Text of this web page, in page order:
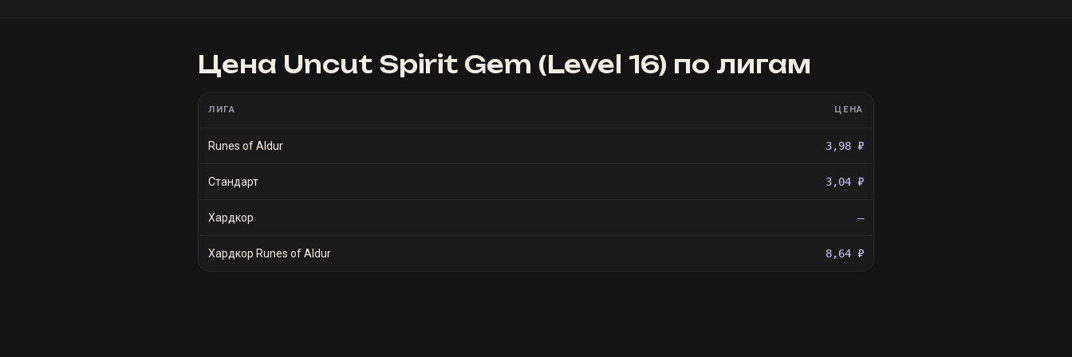
Цена Uncut Spirit Gem (Level 16) по лигам
ЛИГА ЦЕНА
Runes of Aldur 3,98 ₽
Стандарт 3,04 ₽
Хардкор —
Хардкор Runes of Aldur 8,64 ₽